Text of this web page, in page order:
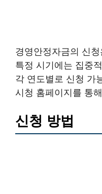
경영안정자금의 신
특정 시기에는 집중
각 연도별로 신청 가
시청 홈페이지를 통
신청 방법